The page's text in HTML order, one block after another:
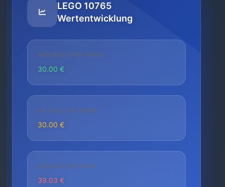
LEGO 10765
Wertentwicklung
NIEDRIGSTER PREIS
30.00 €
AKTUELLER PREIS
30.00 €
HÖCHSTER PREIS
39.03 €